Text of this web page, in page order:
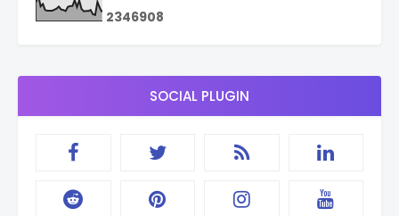
2346908
SOCIAL PLUGIN